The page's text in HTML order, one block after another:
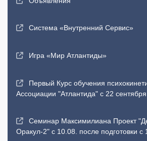
Система «Внутренний Сервис»
Игра «Мир Атлантиды»
Первый Курс обучения
Ассоциации "Атлантида" с 22 сентября
Семинар Максимилиана Проект
Оракул-2" с 10.08. после подготовки с